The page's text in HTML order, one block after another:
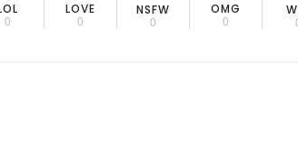
0
LOVE
0
NSFW
0
OMG
0